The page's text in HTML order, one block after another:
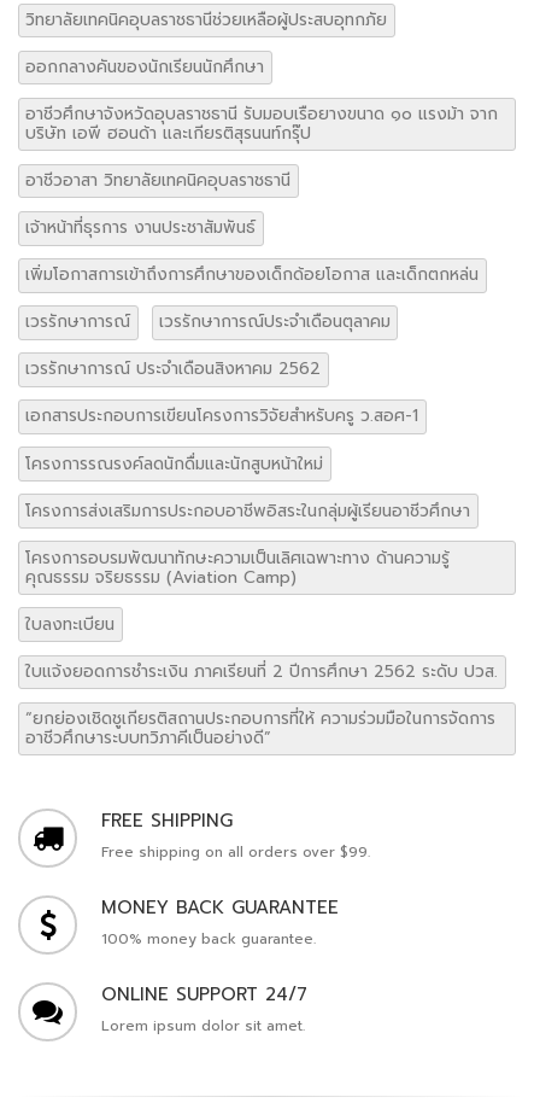
วิทยาลัยเทคนิคอุบลราชธานีช่วยเหลือผู้ประสบอุทกภัย
ออกกลางคันของนักเรียนนักศึกษา
อาชีวศึกษาจังหวัดอุบลราชธานี รับมอบเรือยางขนาด ๑๐ แรงม้า จาก
บริษัท เอพี ฮอนด้า และเกียรติสุรนนท์กรุ๊ป
อาชีวอาสา วิทยาลัยเทคนิคอุบลราชธานี
เจ้าหน้าที่ธุรการ งานประชาสัมพันธ์
เพิ่มโอกาสการเข้าถึงการศึกษาของเด็กด้อยโอกาส และเด็กตกหล่น
เวรรักษาการณ์
เวรรักษาการณ์ประจำเดือนตุลาคม
เวรรักษาการณ์ ประจำเดือนสิงหาคม 2562
เอกสารประกอบการเขียนโครงการวิจัยสำหรับครู ว.สอศ-1
โครงการรณรงค์ลดนักดื่มและนักสูบหน้าใหม่
โครงการส่งเสริมการประกอบอาชีพอิสระในกลุ่มผู้เรียนอาชีวศึกษา
โครงการอบรมพัฒนาทักษะความเป็นเลิศเฉพาะทาง ด้านความรู้
คุณธรรม จริยธรรม (Aviation Camp)
ใบลงทะเบียน
ใบแจ้งยอดการชำระเงิน ภาคเรียนที่ 2 ปีการศึกษา 2562 ระดับ ปวส.
“ยกย่องเชิดชูเกียรติสถานประกอบการที่ให้ ความร่วมมือในการจัดการ
อาชีวศึกษาระบบทวิภาคีเป็นอย่างดี”
FREE SHIPPING
Free shipping on all orders over $99.
MONEY BACK GUARANTEE
100% money back guarantee.
ONLINE SUPPORT 24/7
Lorem ipsum dolor sit amet.